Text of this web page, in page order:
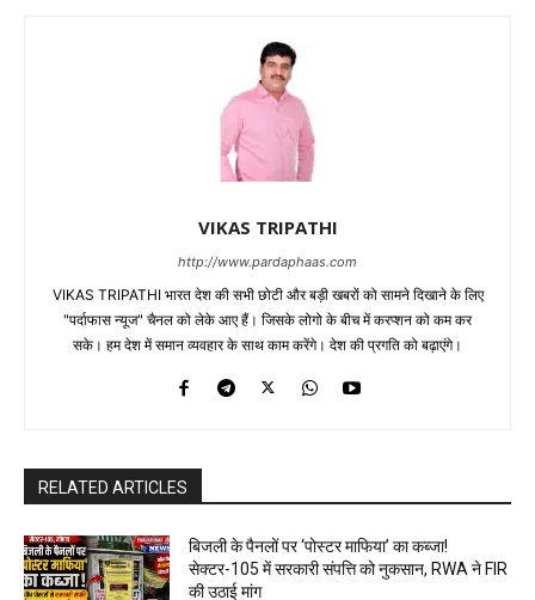
VIKAS TRIPATHI
http://www.pardaphaas.com
VIKAS TRIPATHI भारत देश की सभी छोटी और बड़ी खबरों को सामने दिखाने के लिए
"पर्दाफास न्यूज" चैनल को लेके आए हैं। जिसके लोगो के बीच में करप्शन को कम कर
सके। हम देश में समान व्यवहार के साथ काम करेंगे। देश की प्रगति को बढ़ाएंगे।
RELATED ARTICLES
बिजली के पैनलों पर ‘पोस्टर माफिया’ का कब्जा!
सेक्टर-105 में सरकारी संपत्ति को नुकसान, RWA ने FIR
की उठाई मांग